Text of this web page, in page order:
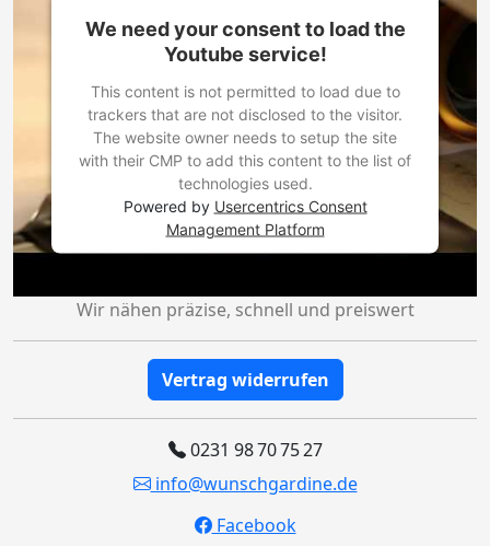
We need your consent to load the
Youtube service!
This content is not permitted to load due to
trackers that are not disclosed to the visitor.
The website owner needs to setup the site
with their CMP to add this content to the list of
technologies used.
Powered by Usercentrics Consent
Management Platform
Wir nähen präzise, schnell und preiswert
Vertrag widerrufen
0231 98 70 75 27
info@wunschgardine.de
Facebook